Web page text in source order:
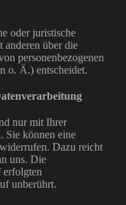
oder juristische
anderen über die
personenbezogenen
o. Ä.) entscheidet.
nur mit Ihrer
Sie können eine
Dazu reicht
uns. Die
erfolgten
unberührt.